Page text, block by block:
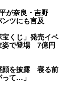
が奈良・吉野
ツにも言及
くじ」発売イベ
姿で登場 7億円
顔を披露 寝る前
って…」